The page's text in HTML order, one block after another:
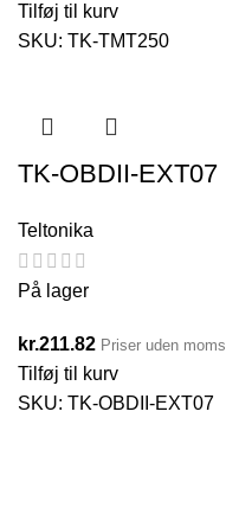
Tilføj til kurv
SKU: TK-TMT250
TK-OBDII-EXT07
Teltonika
På lager
kr.211.82 Priser uden moms
Tilføj til kurv
SKU: TK-OBDII-EXT07